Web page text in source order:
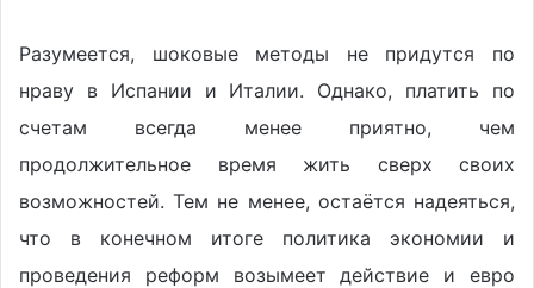
Разумеется, шоковые методы не придутся по
нраву в Испании и Италии. Однако, платить по
счетам всегда менее приятно, чем
продолжительное время жить сверх своих
возможностей. Тем не менее, остаётся надеяться,
что в конечном итоге политика экономии и
проведения реформ возымеет действие и евро